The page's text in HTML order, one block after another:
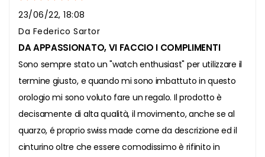
23/06/22, 18:08
Da Federico Sartor
DA APPASSIONATO, VI FACCIO I COMPLIMENTI
Sono sempre stato un "watch enthusiast" per utilizzare il
termine giusto, e quando mi sono imbattuto in questo
orologio mi sono voluto fare un regalo. Il prodotto è
decisamente di alta qualità, il movimento, anche se al
quarzo, é proprio swiss made come da descrizione ed il
cinturino oltre che essere comodissimo è rifinito in